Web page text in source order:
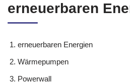
erneuerbaren
erneuerbaren Energien
Wärmepumpen
Powerwall